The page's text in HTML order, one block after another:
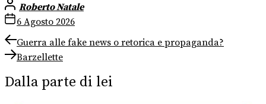
Roberto Natale
6 Agosto 2026
Navigazione
articoli
Previous
post:
Guerra alle fake news o retorica e propaganda?
Next
post:
Barzellette
Dalla parte di lei